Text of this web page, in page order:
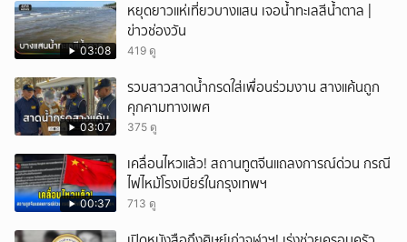
03:08
หยุดยาวแห่เที่ยวบางแสน เจอน้ำทะเลสีน้ำตาล |
ข่าวช่องวัน
419 ดู
03:07
รวบสาวสาดน้ำกรดใส่เพื่อนร่วมงาน สางแค้นถูก
คุกคามทางเพศ
375 ดู
00:37
เคลื่อนไหวแล้ว! สถานทูตจีนแถลงการณ์ด่วน กรณี
ไฟไหม้โรงเบียร์ในกรุงเทพฯ
713 ดู